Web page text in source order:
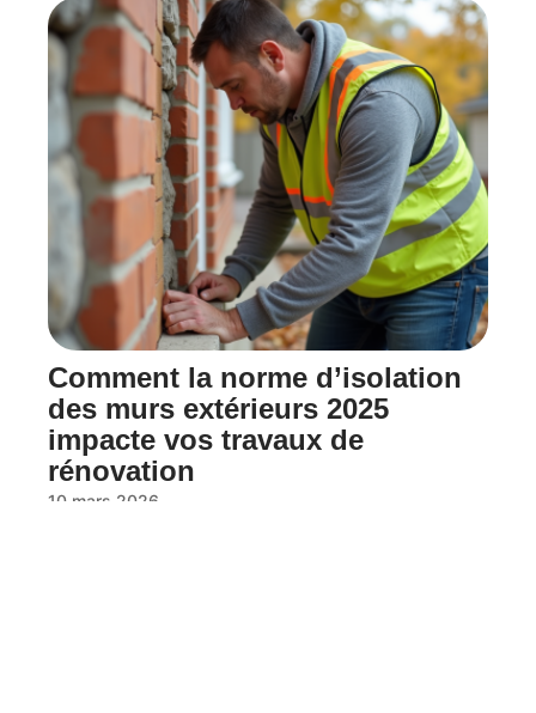
Comment la norme d’isolation
des murs extérieurs 2025
impacte vos travaux de
rénovation
10 mars 2026